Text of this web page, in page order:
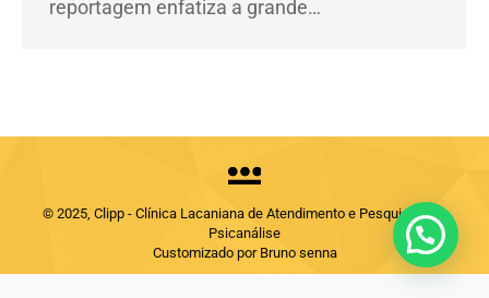
reportagem enfatiza a grande…
© 2025, Clipp - Clínica Lacaniana de Atendimento e Pesquisas em
Psicanálise
Customizado por Bruno senna